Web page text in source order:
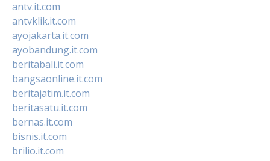
antv.it.com
antvklik.it.com
ayojakarta.it.com
ayobandung.it.com
beritabali.it.com
bangsaonline.it.com
beritajatim.it.com
beritasatu.it.com
bernas.it.com
bisnis.it.com
brilio.it.com